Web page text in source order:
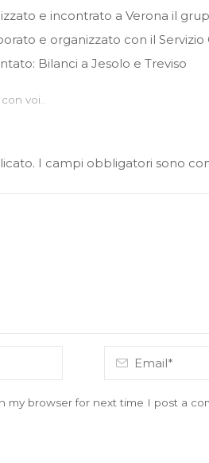
e incontrato a Verona il
e organizzato con il
Bilanci a Jesolo e Treviso
voi..
I campi obbligatori sono
my browser for next time I post a